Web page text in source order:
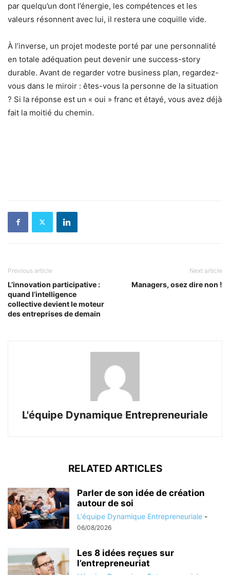
par quelqu’un dont l’énergie, les compétences et les
valeurs résonnent avec lui, il restera une coquille vide.
À l’inverse, un projet modeste porté par une personnalité
en totale adéquation peut devenir une success-story
durable. Avant de regarder votre business plan, regardez-
vous dans le miroir : êtes-vous la personne de la situation
? Si la réponse est un « oui » franc et étayé, vous avez déjà
fait la moitié du chemin.
Previous article
L’innovation participative :
quand l’intelligence
collective devient le moteur
des entreprises de demain
Next article
Managers, osez dire non !
L'équipe Dynamique Entrepreneuriale
RELATED ARTICLES
Parler de son idée de création
autour de soi
L'équipe Dynamique Entrepreneuriale -
06/08/2026
Les 8 idées reçues sur
l’entrepreneuriat